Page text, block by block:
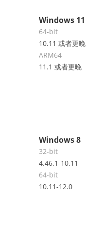
Windows 11
64-bit
10.11 或者更晚
ARM64
11.1 或者更晚
Windows 8
32-bit
4.46.1-10.11
64-bit
10.11-12.0